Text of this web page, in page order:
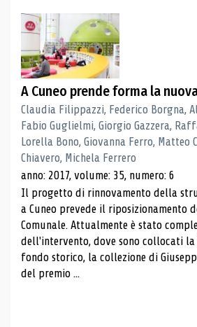
A Cuneo prende forma la
Claudia Filippazzi, Federico Borgna,
Fabio Guglielmi, Giorgio Gazzera,
Lorella Bono, Giovanna Ferro, Matteo
Chiavero, Michela Ferrero
anno: 2017, volume: 35, numero: 6
Il progetto di rinnovamento della
a Cuneo prevede il riposizionamento
Comunale. Attualmente è stato
dell'intervento, dove sono collocati
fondo storico, la collezione di
del premio ...